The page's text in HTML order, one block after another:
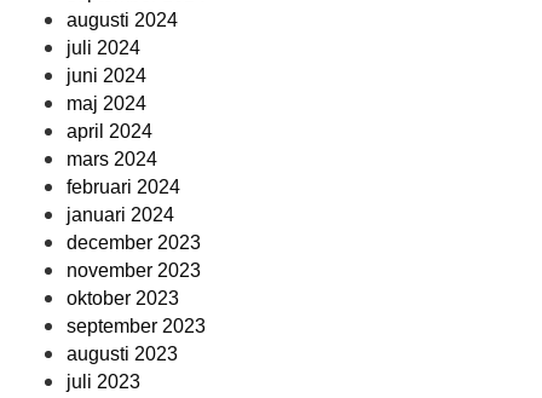
augusti 2024
juli 2024
juni 2024
maj 2024
april 2024
mars 2024
februari 2024
januari 2024
december 2023
november 2023
oktober 2023
september 2023
augusti 2023
juli 2023